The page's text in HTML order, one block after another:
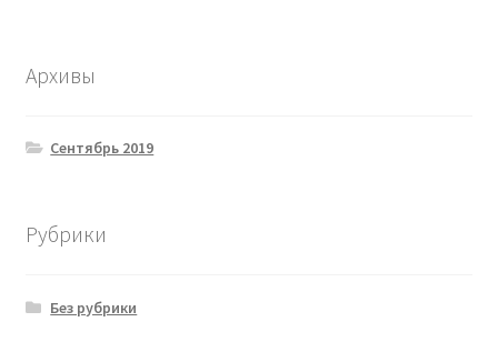
Архивы
Сентябрь 2019
Рубрики
Без рубрики